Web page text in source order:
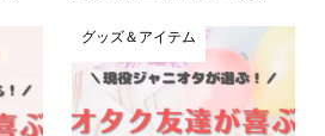
グッズ＆アイテム